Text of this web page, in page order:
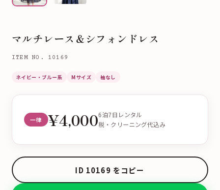
マルチレース＆シフォンドレス
ITEM NO. 10169
ネイビー・ブルー系 Mサイズ 袖なし
一律 ¥4,0006泊7日レンタル
税・クリーニング代込み
ID 10169 をコピー